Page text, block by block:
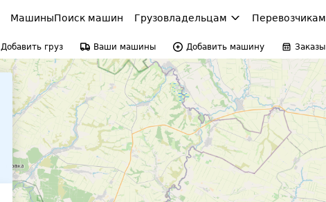
МашиныПоиск машин Грузовладельцам Перевозчикам
Добавить груз Ваши машины Добавить машину Заказы